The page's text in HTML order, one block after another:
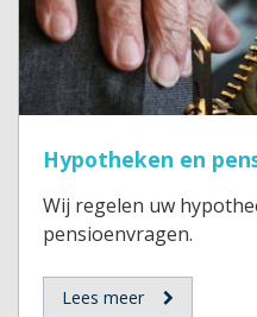
Hypotheken en
Wij regelen uw
pensioenvragen.
Lees meer